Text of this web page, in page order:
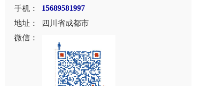
手机：
15689581997
地址：
四川省成都市
微信：